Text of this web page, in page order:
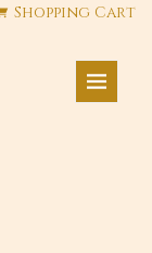
Shopping Cart